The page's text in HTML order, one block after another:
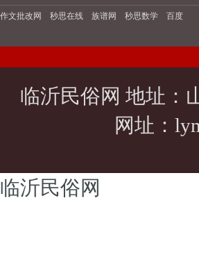
作文批改网 秒思在线 族谱网 秒思数学 百度
临沂民俗网 地址：
网址：
临沂民俗网